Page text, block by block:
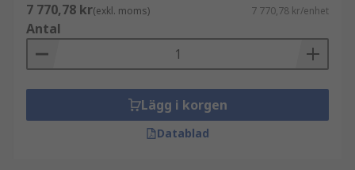
7 770,78 kr(exkl. moms) 7 770,78 kr/enhet
Antal
Lägg i korgen
Datablad